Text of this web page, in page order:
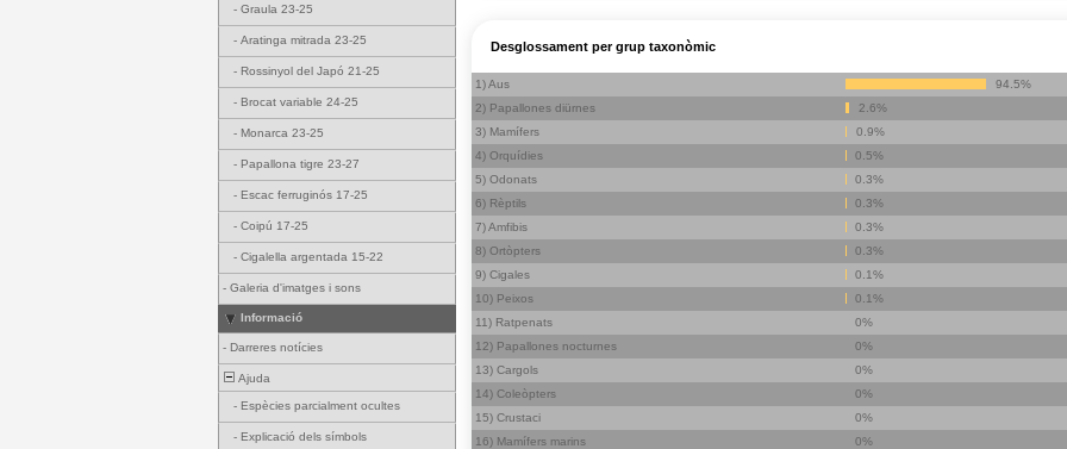
- Graula 23-25
- Aratinga mitrada 23-25
- Rossinyol del Japó 21-25
- Brocat variable 24-25
- Monarca 23-25
- Papallona tigre 23-27
- Escac ferruginós 17-25
- Coipú 17-25
- Cigalella argentada 15-22
- Galeria d'imatges i sons
Informació
- Darreres notícies
Ajuda
- Espècies parcialment ocultes
- Explicació dels símbols
Desglossament per grup taxonòmic
1) Aus
94.5%
2) Papallones diürnes
2.6%
3) Mamífers
0.9%
4) Orquídies
0.5%
5) Odonats
0.3%
6) Rèptils
0.3%
7) Amfibis
0.3%
8) Ortòpters
0.3%
9) Cigales
0.1%
10) Peixos
0.1%
11) Ratpenats
0%
12) Papallones nocturnes
0%
13) Cargols
0%
14) Coleòpters
0%
15) Crustaci
0%
16) Mamífers marins
0%